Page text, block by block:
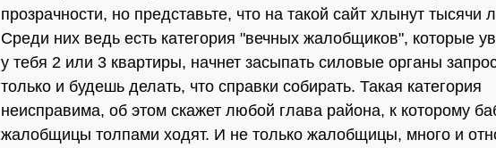
прозрачности, но представьте, что на такой сайт хлынут тысячи
Среди них ведь есть категория "вечных жалобщиков", которые
у тебя 2 или 3 квартиры, начнет засыпать силовые органы
только и будешь делать, что справки собирать. Такая категория
неисправима, об этом скажет любой глава района, к которому
жалобщицы толпами ходят. И не только жалобщицы, много и